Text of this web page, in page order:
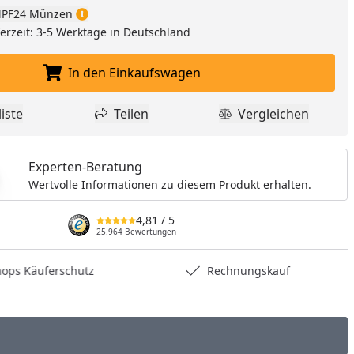
Münzen
3-5 Werktage in Deutschland
In den Einkaufswagen legen
In den Einkaufswagen
zur Wunschliste hinzufügen
Teilen
Teilen Produkt
Vergleichen
Experten-Beratung
Wertvolle Informationen zu diesem Produkt erhalten.
4,81 / 5
25.964 Bewertungen
Käuferschutz Rechnungskauf